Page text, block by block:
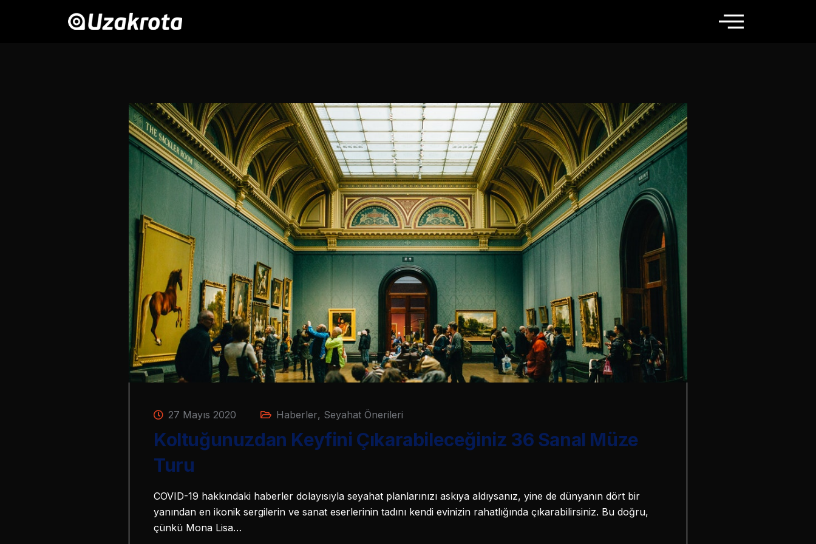
27 Mayıs 2020 Haberler, Seyahat Önerileri
Koltuğunuzdan Keyfini Çıkarabileceğiniz 36 Sanal Müze
Turu
COVID-19 hakkındaki haberler dolayısıyla seyahat planlarınızı askıya aldıysanız, yine de dünyanın dört bir
yanından en ikonik sergilerin ve sanat eserlerinin tadını kendi evinizin rahatlığında çıkarabilirsiniz. Bu doğru,
çünkü Mona Lisa…